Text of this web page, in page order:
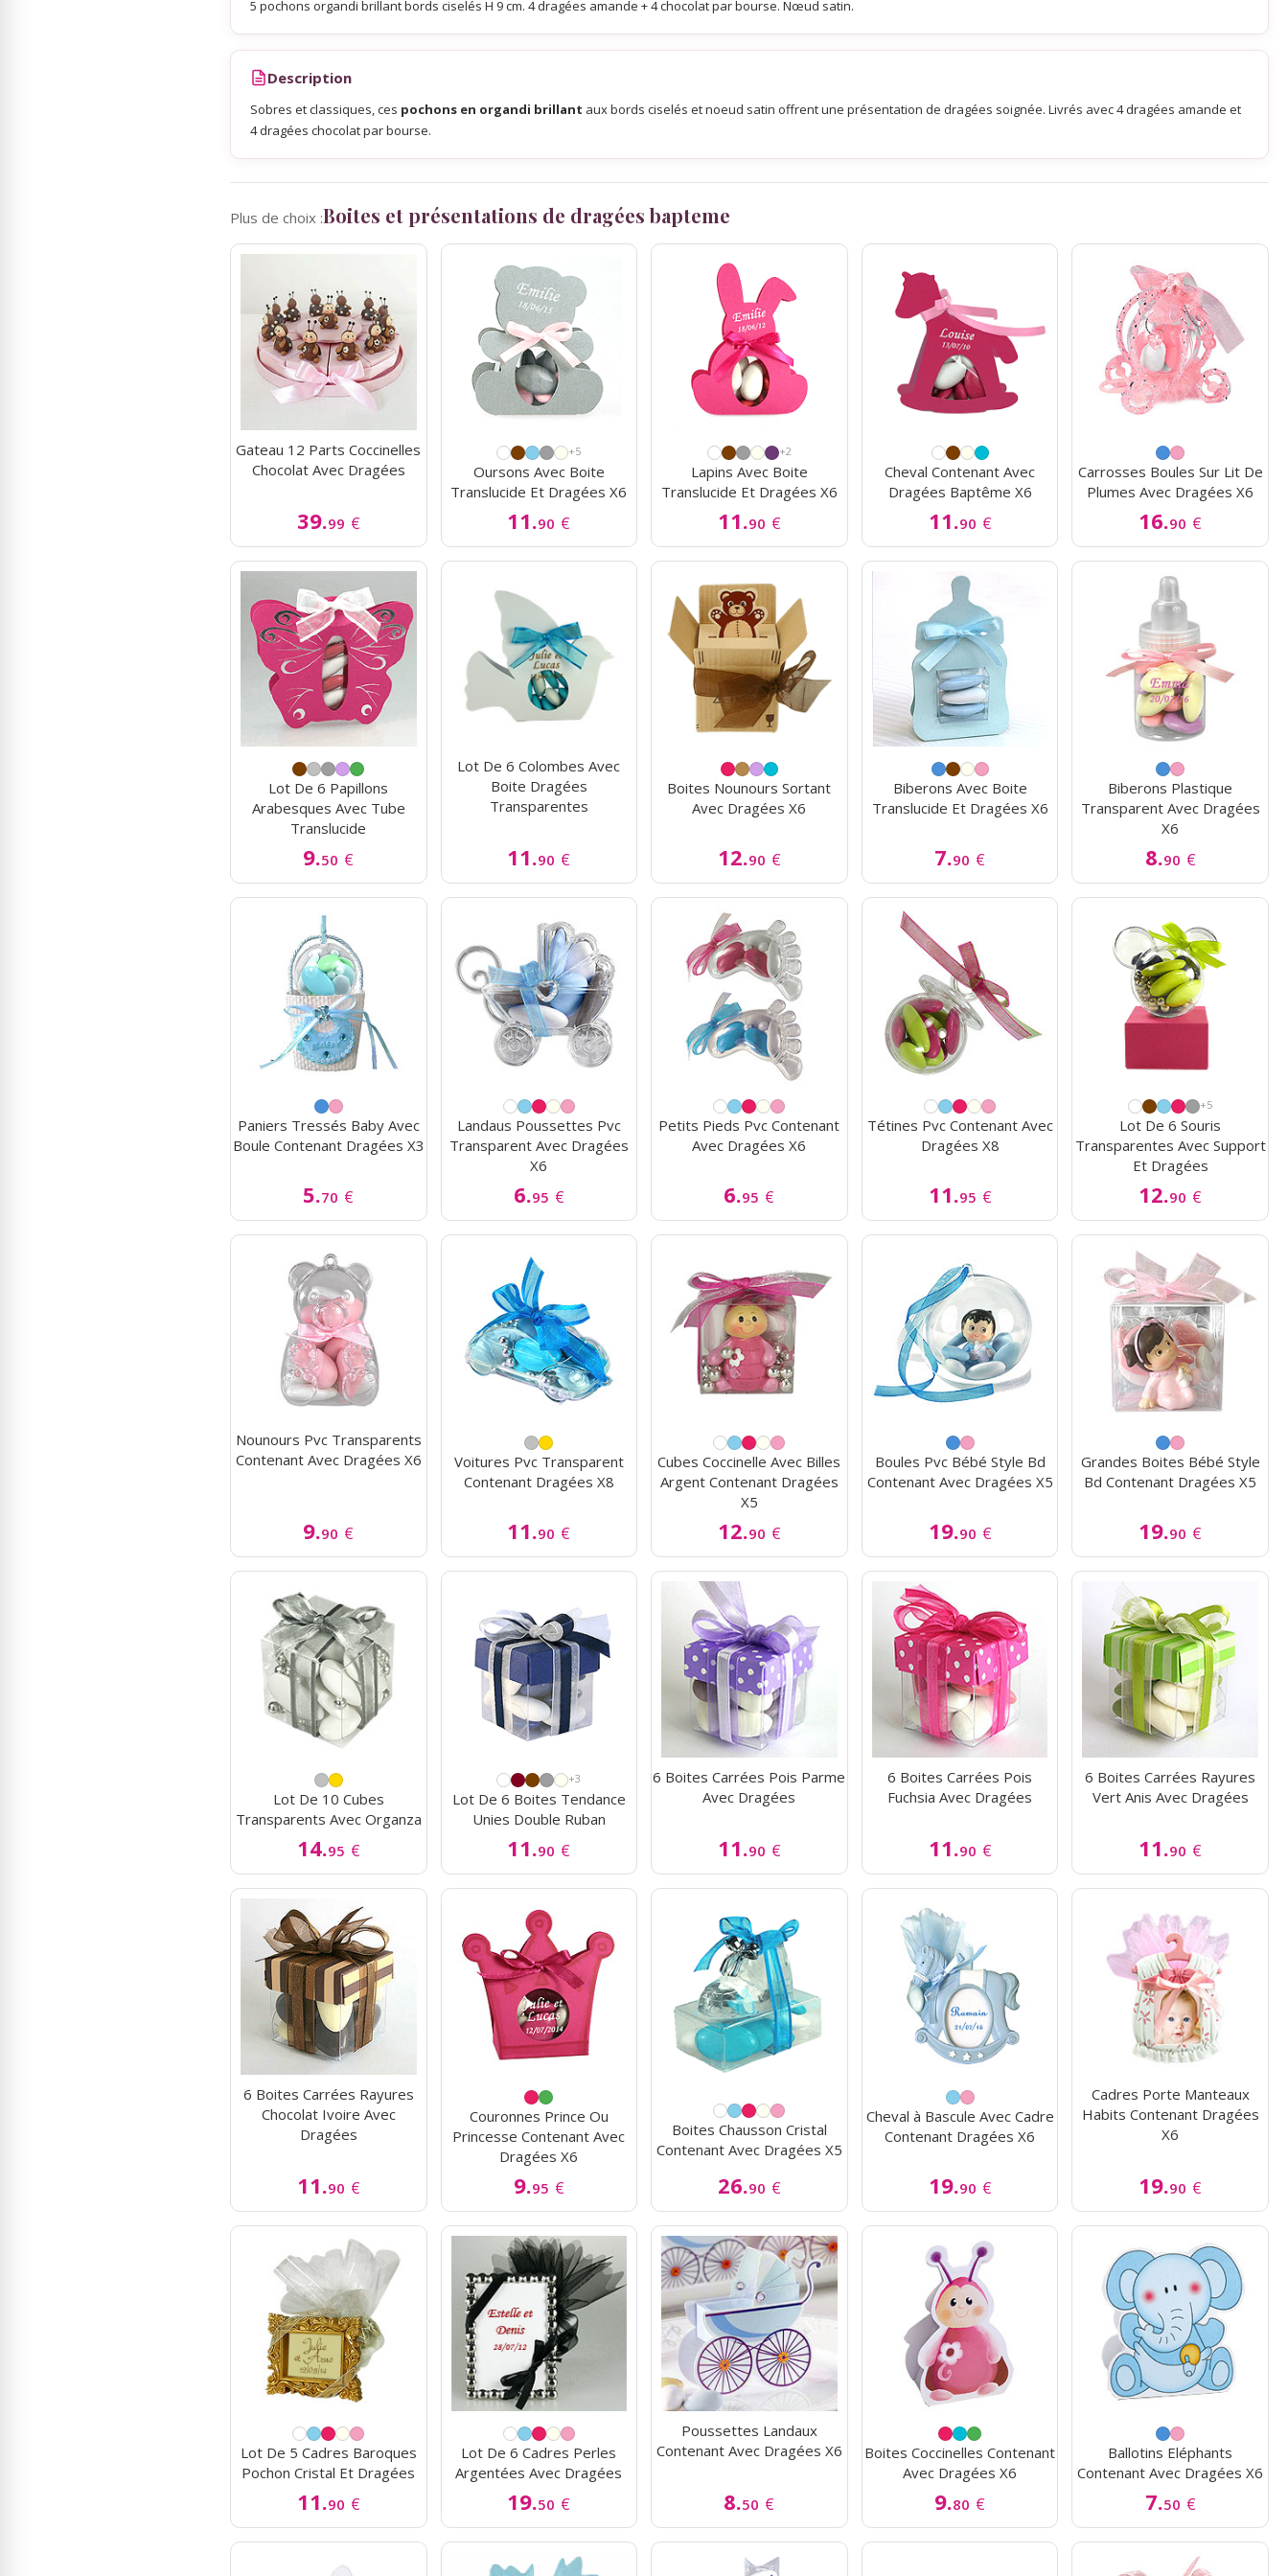
Scrapbooking, Loisirs Créatifs
5 pochons organdi brillant bords ciselés H 9 cm. 4 dragées amande + 4 chocolat par bourse. Nœud satin.
Description
Sobres et classiques, ces pochons en organdi brillant aux bords ciselés et noeud satin offrent une présentation de dragées soignée. Livrés avec 4 dragées amande et
4 dragées chocolat par bourse.
Plus de choix :Boites et présentations de dragées bapteme
Gateau 12 Parts Coccinelles
Chocolat Avec Dragées
39.99 €
+5
Oursons Avec Boite
Translucide Et Dragées X6
11.90 €
+2
Lapins Avec Boite
Translucide Et Dragées X6
11.90 €
Cheval Contenant Avec
Dragées Baptême X6
11.90 €
Carrosses Boules Sur Lit De
Plumes Avec Dragées X6
16.90 €
Lot De 6 Papillons
Arabesques Avec Tube
Translucide
9.50 €
Lot De 6 Colombes Avec
Boite Dragées
Transparentes
11.90 €
Boites Nounours Sortant
Avec Dragées X6
12.90 €
Biberons Avec Boite
Translucide Et Dragées X6
7.90 €
Biberons Plastique
Transparent Avec Dragées
X6
8.90 €
Paniers Tressés Baby Avec
Boule Contenant Dragées X3
5.70 €
Landaus Poussettes Pvc
Transparent Avec Dragées
X6
6.95 €
Petits Pieds Pvc Contenant
Avec Dragées X6
6.95 €
Tétines Pvc Contenant Avec
Dragées X8
11.95 €
+5
Lot De 6 Souris
Transparentes Avec Support
Et Dragées
12.90 €
Nounours Pvc Transparents
Contenant Avec Dragées X6
9.90 €
Voitures Pvc Transparent
Contenant Dragées X8
11.90 €
Cubes Coccinelle Avec Billes
Argent Contenant Dragées
X5
12.90 €
Boules Pvc Bébé Style Bd
Contenant Avec Dragées X5
19.90 €
Grandes Boites Bébé Style
Bd Contenant Dragées X5
19.90 €
Lot De 10 Cubes
Transparents Avec Organza
14.95 €
+3
Lot De 6 Boites Tendance
Unies Double Ruban
11.90 €
6 Boites Carrées Pois Parme
Avec Dragées
11.90 €
6 Boites Carrées Pois
Fuchsia Avec Dragées
11.90 €
6 Boites Carrées Rayures
Vert Anis Avec Dragées
11.90 €
6 Boites Carrées Rayures
Chocolat Ivoire Avec
Dragées
11.90 €
Couronnes Prince Ou
Princesse Contenant Avec
Dragées X6
9.95 €
Boites Chausson Cristal
Contenant Avec Dragées X5
26.90 €
Cheval à Bascule Avec Cadre
Contenant Dragées X6
19.90 €
Cadres Porte Manteaux
Habits Contenant Dragées
X6
19.90 €
Lot De 5 Cadres Baroques
Pochon Cristal Et Dragées
11.90 €
Lot De 6 Cadres Perles
Argentées Avec Dragées
19.50 €
Poussettes Landaux
Contenant Avec Dragées X6
8.50 €
Boites Coccinelles Contenant
Avec Dragées X6
9.80 €
Ballotins Eléphants
Contenant Avec Dragées X6
7.50 €